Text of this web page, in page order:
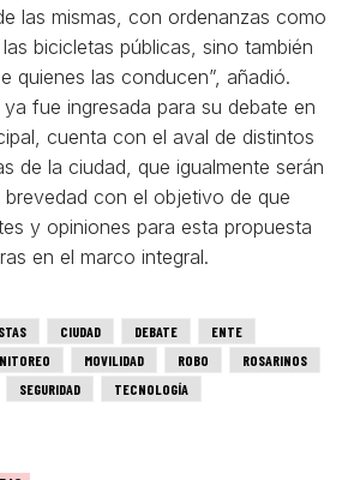
las mismas, con ordenanzas como
bicicletas públicas, sino también
quienes las conducen”, añadió.
fue ingresada para su debate en
cuenta con el aval de distintos
de la ciudad, que igualmente serán
con el objetivo de que
y opiniones para esta propuesta
en el marco integral.
CIUDAD DEBATE
ENTE
MOVILIDAD ROBO
ROSARINOS
SEGURIDAD TECNOLOGÍA